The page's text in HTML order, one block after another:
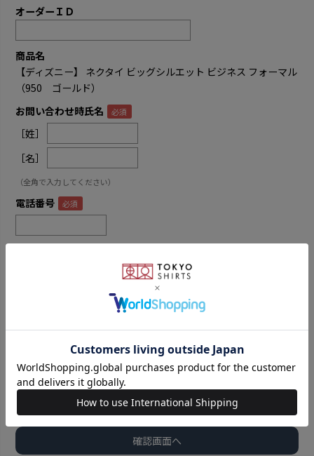
オーダーＩＤ
商品名
【ディズニー】 ネクタイ ビッグシルエット ビジネス フォーマル
（950 ゴールド）
お問い合わせ時氏名
［姓］
［名］
（全角で入力してください）
電話番号